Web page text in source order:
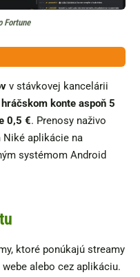
Fortune
v stávkovej kancelárii
konte aspoň 5
0,5 €. Prenosy naživo
aplikácie na
systémom Android
ktoré ponúkajú streamy
alebo cez aplikáciu.